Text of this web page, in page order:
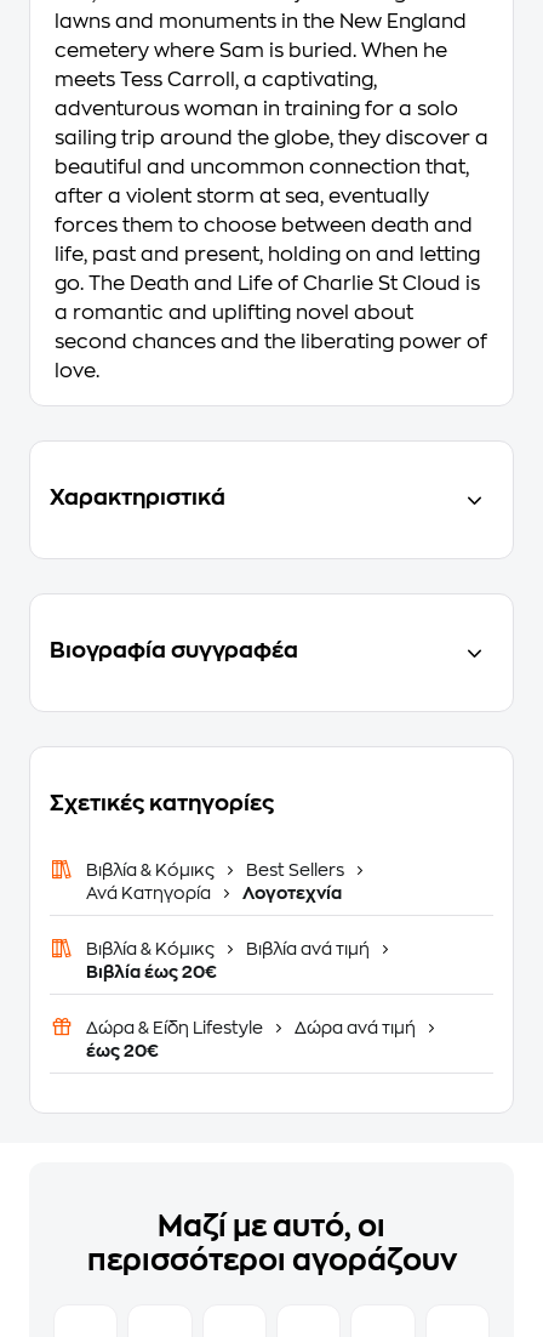
lawns and monuments in the New England
cemetery where Sam is buried. When he
meets Tess Carroll, a captivating,
adventurous woman in training for a solo
sailing trip around the globe, they discover a
beautiful and uncommon connection that,
after a violent storm at sea, eventually
forces them to choose between death and
life, past and present, holding on and letting
go. The Death and Life of Charlie St Cloud is
a romantic and uplifting novel about
second chances and the liberating power of
love.
Χαρακτηριστικά
Βιογραφία συγγραφέα
Σχετικές κατηγορίες
Βιβλία & Κόμικς
Best Sellers
Ανά Κατηγορία
Λογοτεχνία
Βιβλία & Κόμικς
Βιβλία ανά τιμή
Βιβλία έως 20€
Δώρα & Είδη Lifestyle
Δώρα ανά τιμή
έως 20€
Μαζί με αυτό, οι
περισσότεροι αγοράζουν